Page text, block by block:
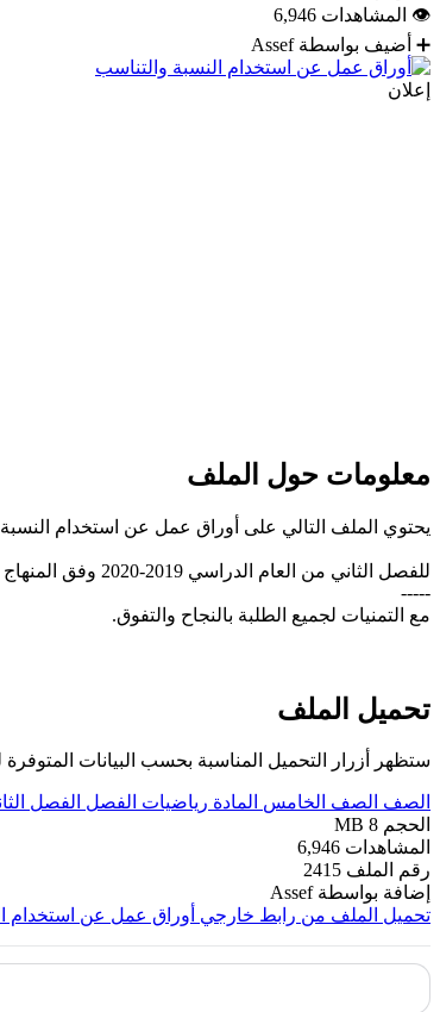
👁 المشاهدات 6,946
➕ أضيف بواسطة Assef
إعلان
معلومات حول الملف
يحتوي الملف التالي على أوراق عمل عن استخدام
للفصل الثاني من العام الدراسي 2019-2020 وفق المنهاج الحديث لسلطنة عُمان، تحميل مباشر
-----
مع التمنيات لجميع الطلبة بالنجاح والتفوق.
تحميل الملف
ستظهر أزرار التحميل المناسبة بحسب البيانات المتوفرة
الصف الصف الخامس المادة رياضيات الفصل الفصل
الحجم 8 MB
المشاهدات 6,946
رقم الملف 2415
إضافة بواسطة Assef
تحميل الملف من رابط خارجي أوراق عمل عن استخدام